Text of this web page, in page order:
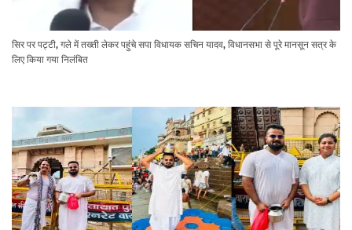
सिर पर पट्टी, गले में तख्ती लेकर पहुंचे सपा विधायक सचिन यादव, विधानसभा से पूरे मानसून सत्र के
लिए किया गया निलंबित